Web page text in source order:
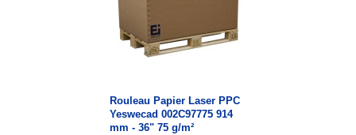
Rouleau Papier Laser PPC
Yeswecad 002C97775 914
mm - 36" 75 g/m²